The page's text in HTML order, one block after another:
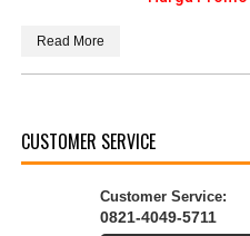
Read More
CUSTOMER SERVICE
Customer Service:
0821-4049-5711